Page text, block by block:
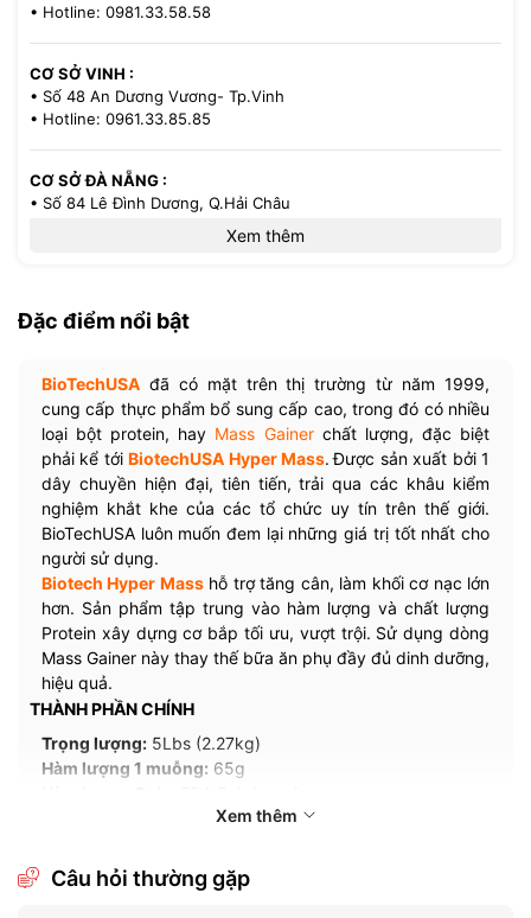
• Hotline: 0981.33.58.58
CƠ SỞ VINH :
• Số 48 An Dương Vương- Tp.Vinh
• Hotline: 0961.33.85.85
CƠ SỞ ĐÀ NẴNG :
• Số 84 Lê Đình Dương, Q.Hải Châu
• 521/36 Cách Mạng Tháng 8 - P.13 - Q.10
• Hotline: 0971.33.85.85
Xem thêm
Đặc điểm nổi bật
BioTechUSA đã có mặt trên thị trường từ năm 1999,
cung cấp thực phẩm bổ sung cấp cao, trong đó có nhiều
loại bột protein, hay Mass Gainerchất lượng, đặc biệt
phải kể tớiBiotechUSA Hyper Mass. Được sản xuất bởi 1
dây chuyền hiện đại, tiên tiến, trải qua các khâu kiểm
nghiệm khắt khe của các tổ chức uy tín trên thế giới.
BioTechUSA luôn muốn đem lại những giá trị tốt nhất cho
người sử dụng.
Biotech Hyper Masshỗ trợ tăng cân, làm khối cơ nạc lớn
hơn. Sản phẩm tập trung vào hàm lượng và chất lượng
Protein xây dựng cơ bắp tối ưu, vượt trội. Sử dụng dòng
Mass Gainer này thay thế bữa ăn phụ đầy đủ dinh dưỡng,
hiệu quả.
THÀNH PHẦN CHÍNH
Trọng lượng: 5Lbs (2.27kg)
Hàm lượng 1 muỗng: 65g
34 lần dùng
38g carbohydrate
Xem thêm
Câu hỏi thường gặp